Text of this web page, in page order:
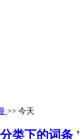
>> 今天
类下的词条